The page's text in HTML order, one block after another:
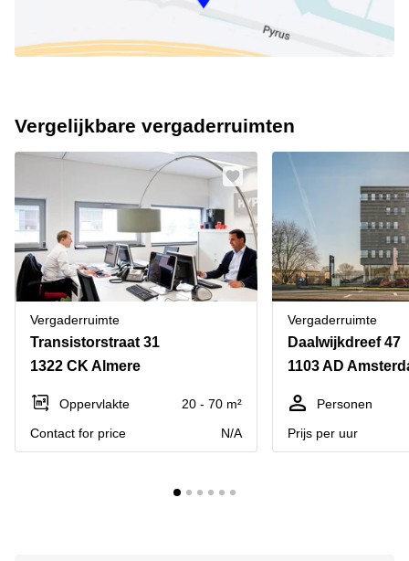
Vergelijkbare vergaderruimten
Vergaderruimte
Transistorstraat 31
1322 CK Almere
Oppervlakte
20 - 70 m²
Contact for price
N/A
Vergaderruimte
Daalwijkdreef 47
Personen
Prijs per uur